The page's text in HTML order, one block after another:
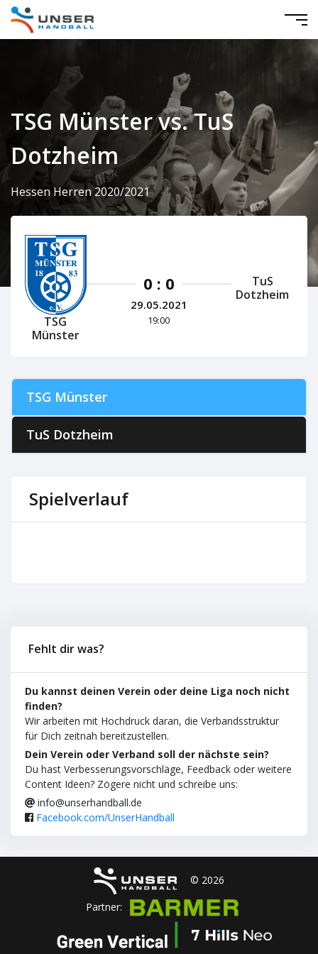
TSG Münster vs. TuS
Dotzheim
Hessen Herren 2020/2021
TSG
Münster
0 : 0
29.05.2021
19:00
TuS
Dotzheim
TSG Münster
TuS Dotzheim
Spielverlauf
Fehlt dir was?
Du kannst deinen Verein oder deine Liga noch nicht
finden?
Wir arbeiten mit Hochdruck daran, die Verbandsstruktur
für Dich zeitnah bereitzustellen.
Dein Verein oder Verband soll der nächste sein?
Du hast Verbesserungsvorschläge, Feedback oder weitere
Content Ideen? Zögere nicht und schreibe uns:
info@unserhandball.de
Facebook.com/UnserHandball
© 2026
Partner: